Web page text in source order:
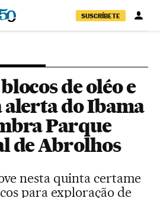
SUSCRÍBETE
de oléo e
alerta do Ibama
Parque
de Abrolhos
nesta quinta certame
para exploração de